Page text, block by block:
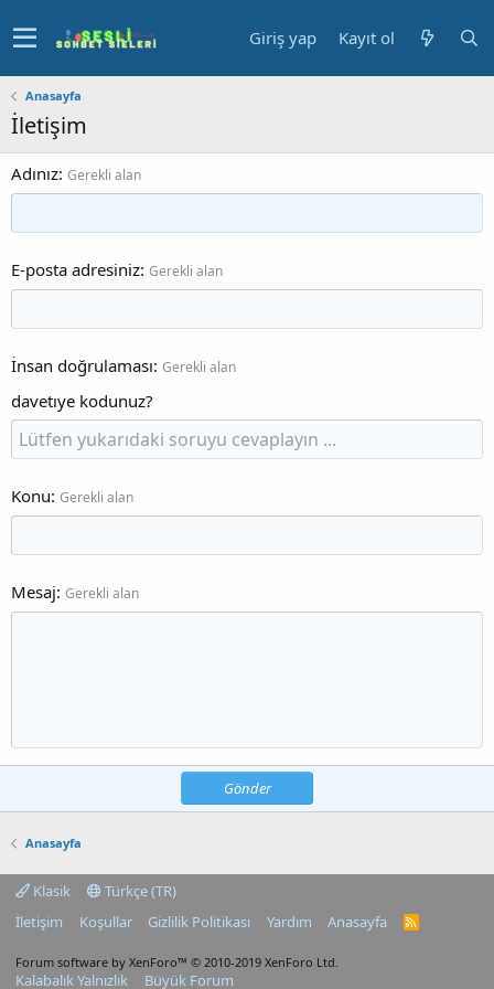
Giriş yap Kayıt ol
Anasayfa
İletişim
Adınız Gerekli alan
E-posta adresiniz Gerekli alan
İnsan doğrulaması Gerekli alan
davetıye kodunuz?
Konu Gerekli alan
Mesaj Gerekli alan
Gönder
Anasayfa
Klasik
Türkçe (TR)
İletişim
Koşullar Gizlilik Politikası Yardım Anasayfa
R
Forum software by XenForo™ © 2010-2019 XenForo Ltd.
Kalabalık Yalnızlık Büyük Forum